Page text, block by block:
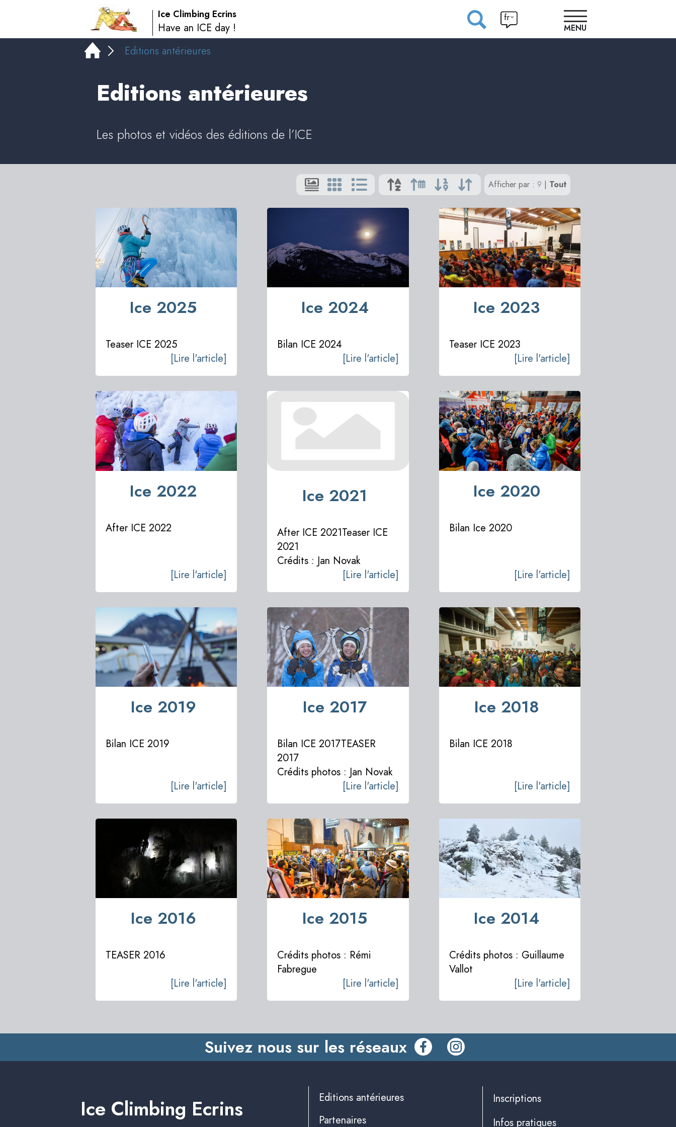
Ice Climbing Ecrins
Have an ICE day !
fr
MENU
Ateliers
Editions antérieures
Editions antérieures
Les photos et vidéos des éditions de l’ICE
Afficher par : 9 | Tout
Ice 2025
Teaser ICE 2025
[Lire l'article]
Ice 2024
Bilan ICE 2024
[Lire l'article]
Ice 2023
Teaser ICE 2023
[Lire l'article]
Ice 2022
After ICE 2022
[Lire l'article]
Ice 2021
After ICE 2021Teaser ICE
2021
Crédits : Jan Novak
[Lire l'article]
Ice 2020
Bilan Ice 2020
[Lire l'article]
Ice 2019
Bilan ICE 2019
[Lire l'article]
Ice 2017
Bilan ICE 2017TEASER
2017
Crédits photos : Jan Novak
[Lire l'article]
Ice 2018
Bilan ICE 2018
[Lire l'article]
Ice 2016
TEASER 2016
[Lire l'article]
Ice 2015
Crédits photos : Rémi
Fabregue
[Lire l'article]
Ice 2014
Crédits photos : Guillaume
Vallot
[Lire l'article]
Suivez nous sur les réseaux
Ice Climbing Ecrins
Editions antérieures
Partenaires
Inscriptions
Infos pratiques